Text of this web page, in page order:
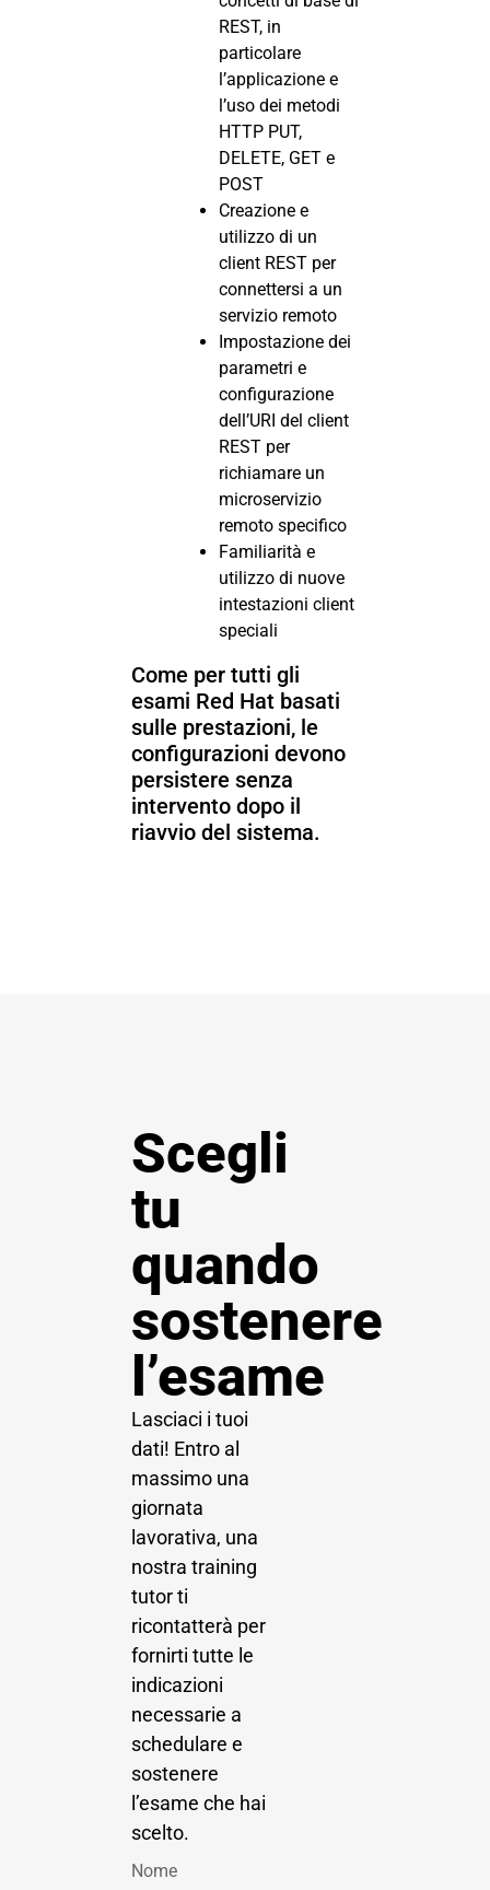
REST, in
particolare
l’applicazione e
l’uso dei metodi
HTTP PUT,
DELETE, GET e
POST
Creazione e
utilizzo di un
client REST per
connettersi a un
servizio remoto
Impostazione dei
parametri e
configurazione
dell’URI del client
REST per
richiamare un
microservizio
remoto specifico
Familiarità e
utilizzo di nuove
intestazioni client
speciali
Come per tutti gli
esami Red Hat basati
sulle prestazioni, le
configurazioni devono
persistere senza
intervento dopo il
riavvio del sistema.
Scegli
tu
quando
sostenere
l’esame
Lasciaci i tuoi
dati! Entro al
massimo una
giornata
lavorativa, una
nostra training
tutor ti
ricontatterà per
fornirti tutte le
indicazioni
necessarie a
schedulare e
sostenere
l’esame che hai
scelto.
Nome